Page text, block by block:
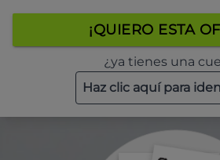
¡QUIERO ESTA
¿ya tienes una
Haz clic aquí para